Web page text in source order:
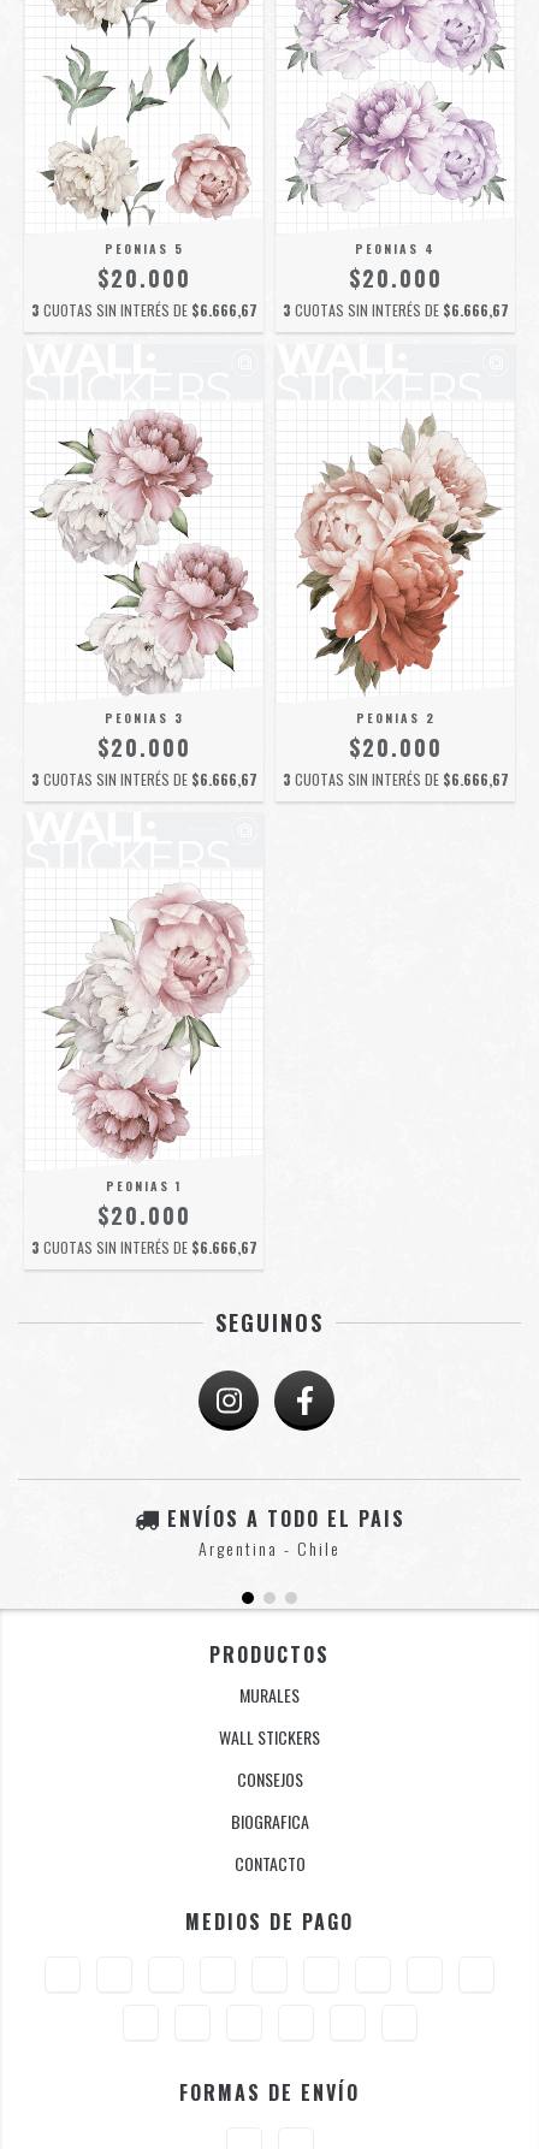
PEONIAS 5
$20.000
3 CUOTAS SIN INTERÉS DE $6.666,67
PEONIAS 4
$20.000
3 CUOTAS SIN INTERÉS DE $6.666,67
PEONIAS 3
$20.000
3 CUOTAS SIN INTERÉS DE $6.666,67
PEONIAS 2
$20.000
3 CUOTAS SIN INTERÉS DE $6.666,67
PEONIAS 1
$20.000
3 CUOTAS SIN INTERÉS DE $6.666,67
SEGUINOS
ENVÍOS A TODO EL PAIS
Argentina - Chile
PRODUCTOS
MURALES
WALL STICKERS
CONSEJOS
BIOGRAFICA
CONTACTO
MEDIOS DE PAGO
FORMAS DE ENVÍO